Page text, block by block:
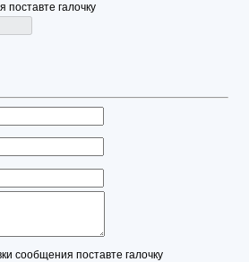
поставте галочку
сообщения поставте галочку